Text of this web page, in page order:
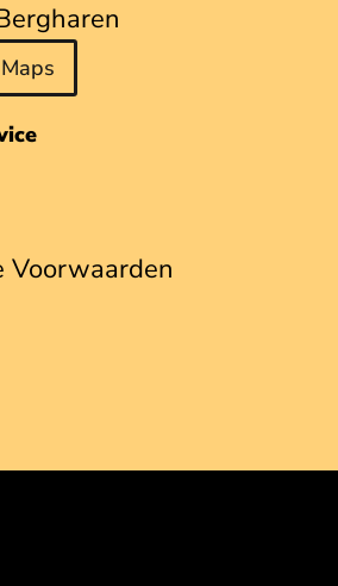
Voorwaarden